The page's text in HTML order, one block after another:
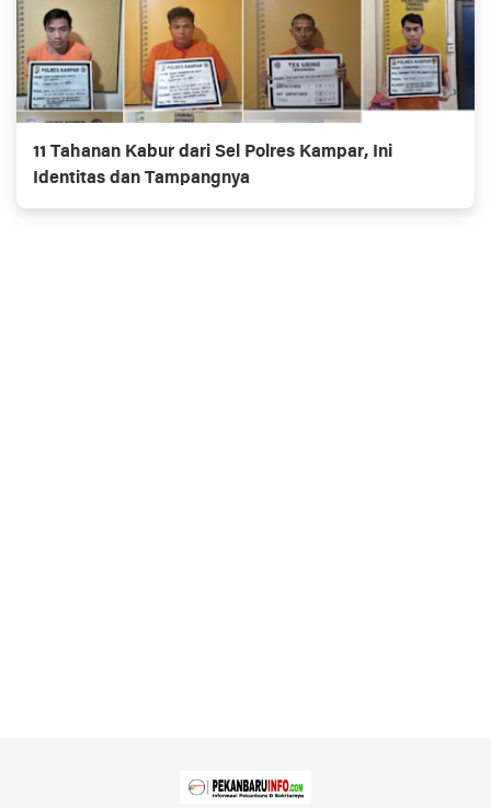
11 Tahanan Kabur dari Sel Polres Kampar, Ini
Identitas dan Tampangnya